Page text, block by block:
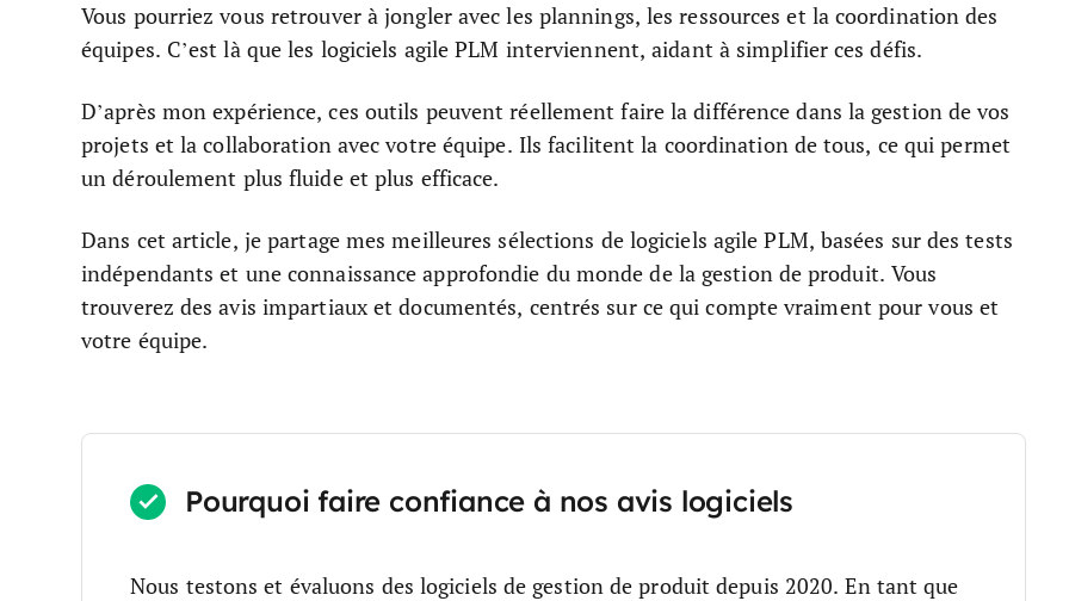
Vous pourriez vous retrouver à jongler avec les plannings, les ressources et la coordination des
équipes. C’est là que les logiciels agile PLM interviennent, aidant à simplifier ces défis.
D’après mon expérience, ces outils peuvent réellement faire la différence dans la gestion de vos
projets et la collaboration avec votre équipe. Ils facilitent la coordination de tous, ce qui permet
un déroulement plus fluide et plus efficace.
Dans cet article, je partage mes meilleures sélections de logiciels agile PLM, basées sur des tests
indépendants et une connaissance approfondie du monde de la gestion de produit. Vous
trouverez des avis impartiaux et documentés, centrés sur ce qui compte vraiment pour vous et
votre équipe.
Pourquoi faire confiance à nos avis logiciels
Nous testons et évaluons des logiciels de gestion de produit depuis 2020. En tant que